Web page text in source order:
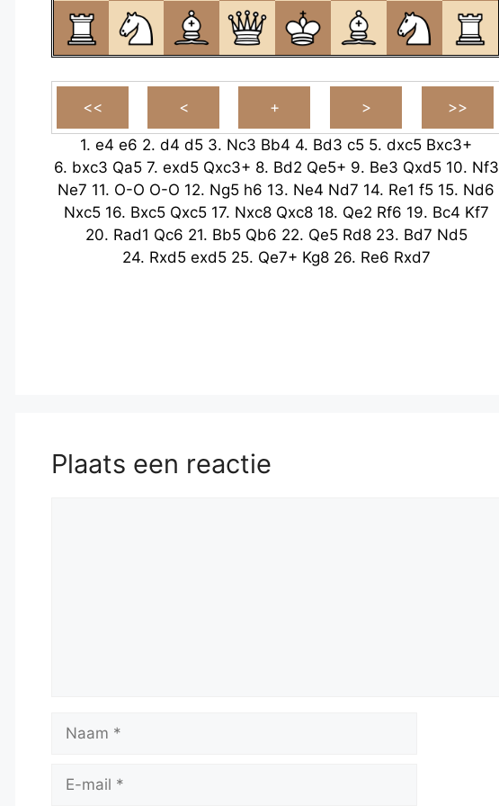
1. e4 e6 2. d4 d5 3. Nc3 Bb4 4. Bd3 c5 5. dxc5 Bxc3+
6. bxc3 Qa5 7. exd5 Qxc3+ 8. Bd2 Qe5+ 9. Be3 Qxd5 10. Nf3
Ne7 11. O-O O-O 12. Ng5 h6 13. Ne4 Nd7 14. Re1 f5 15. Nd6
Nxc5 16. Bxc5 Qxc5 17. Nxc8 Qxc8 18. Qe2 Rf6 19. Bc4 Kf7
20. Rad1 Qc6 21. Bb5 Qb6 22. Qe5 Rd8 23. Bd7 Nd5
24. Rxd5 exd5 25. Qe7+ Kg8 26. Re6 Rxd7
Plaats een reactie
mail